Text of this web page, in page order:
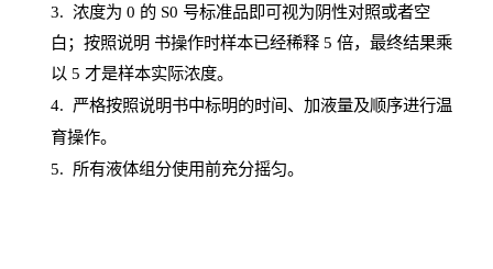
3. 浓度为 0 的 S0 号标准品即可视为阴性对照或者空
白；按照说明 书操作时样本已经稀释5 倍，最终结果乘
以 5 才是样本实际浓度。
4. 严格按照说明书中标明的时间、加液量及顺序进行温
育操作。
5. 所有液体组分使用前充分摇匀。